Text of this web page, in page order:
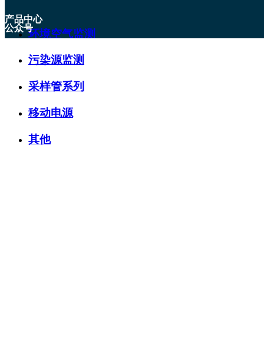
产品中心
环境空气监测
污染源监测
采样管系列
移动电源
其他
公众号